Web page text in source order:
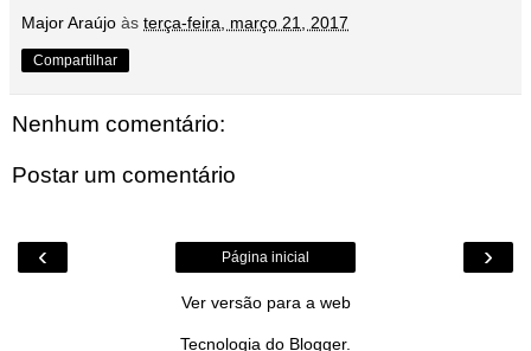
Major Araújo às terça-feira, março 21, 2017
Compartilhar
Nenhum comentário:
Postar um comentário
‹ ›
Página inicial
Ver versão para a web
Tecnologia do Blogger.